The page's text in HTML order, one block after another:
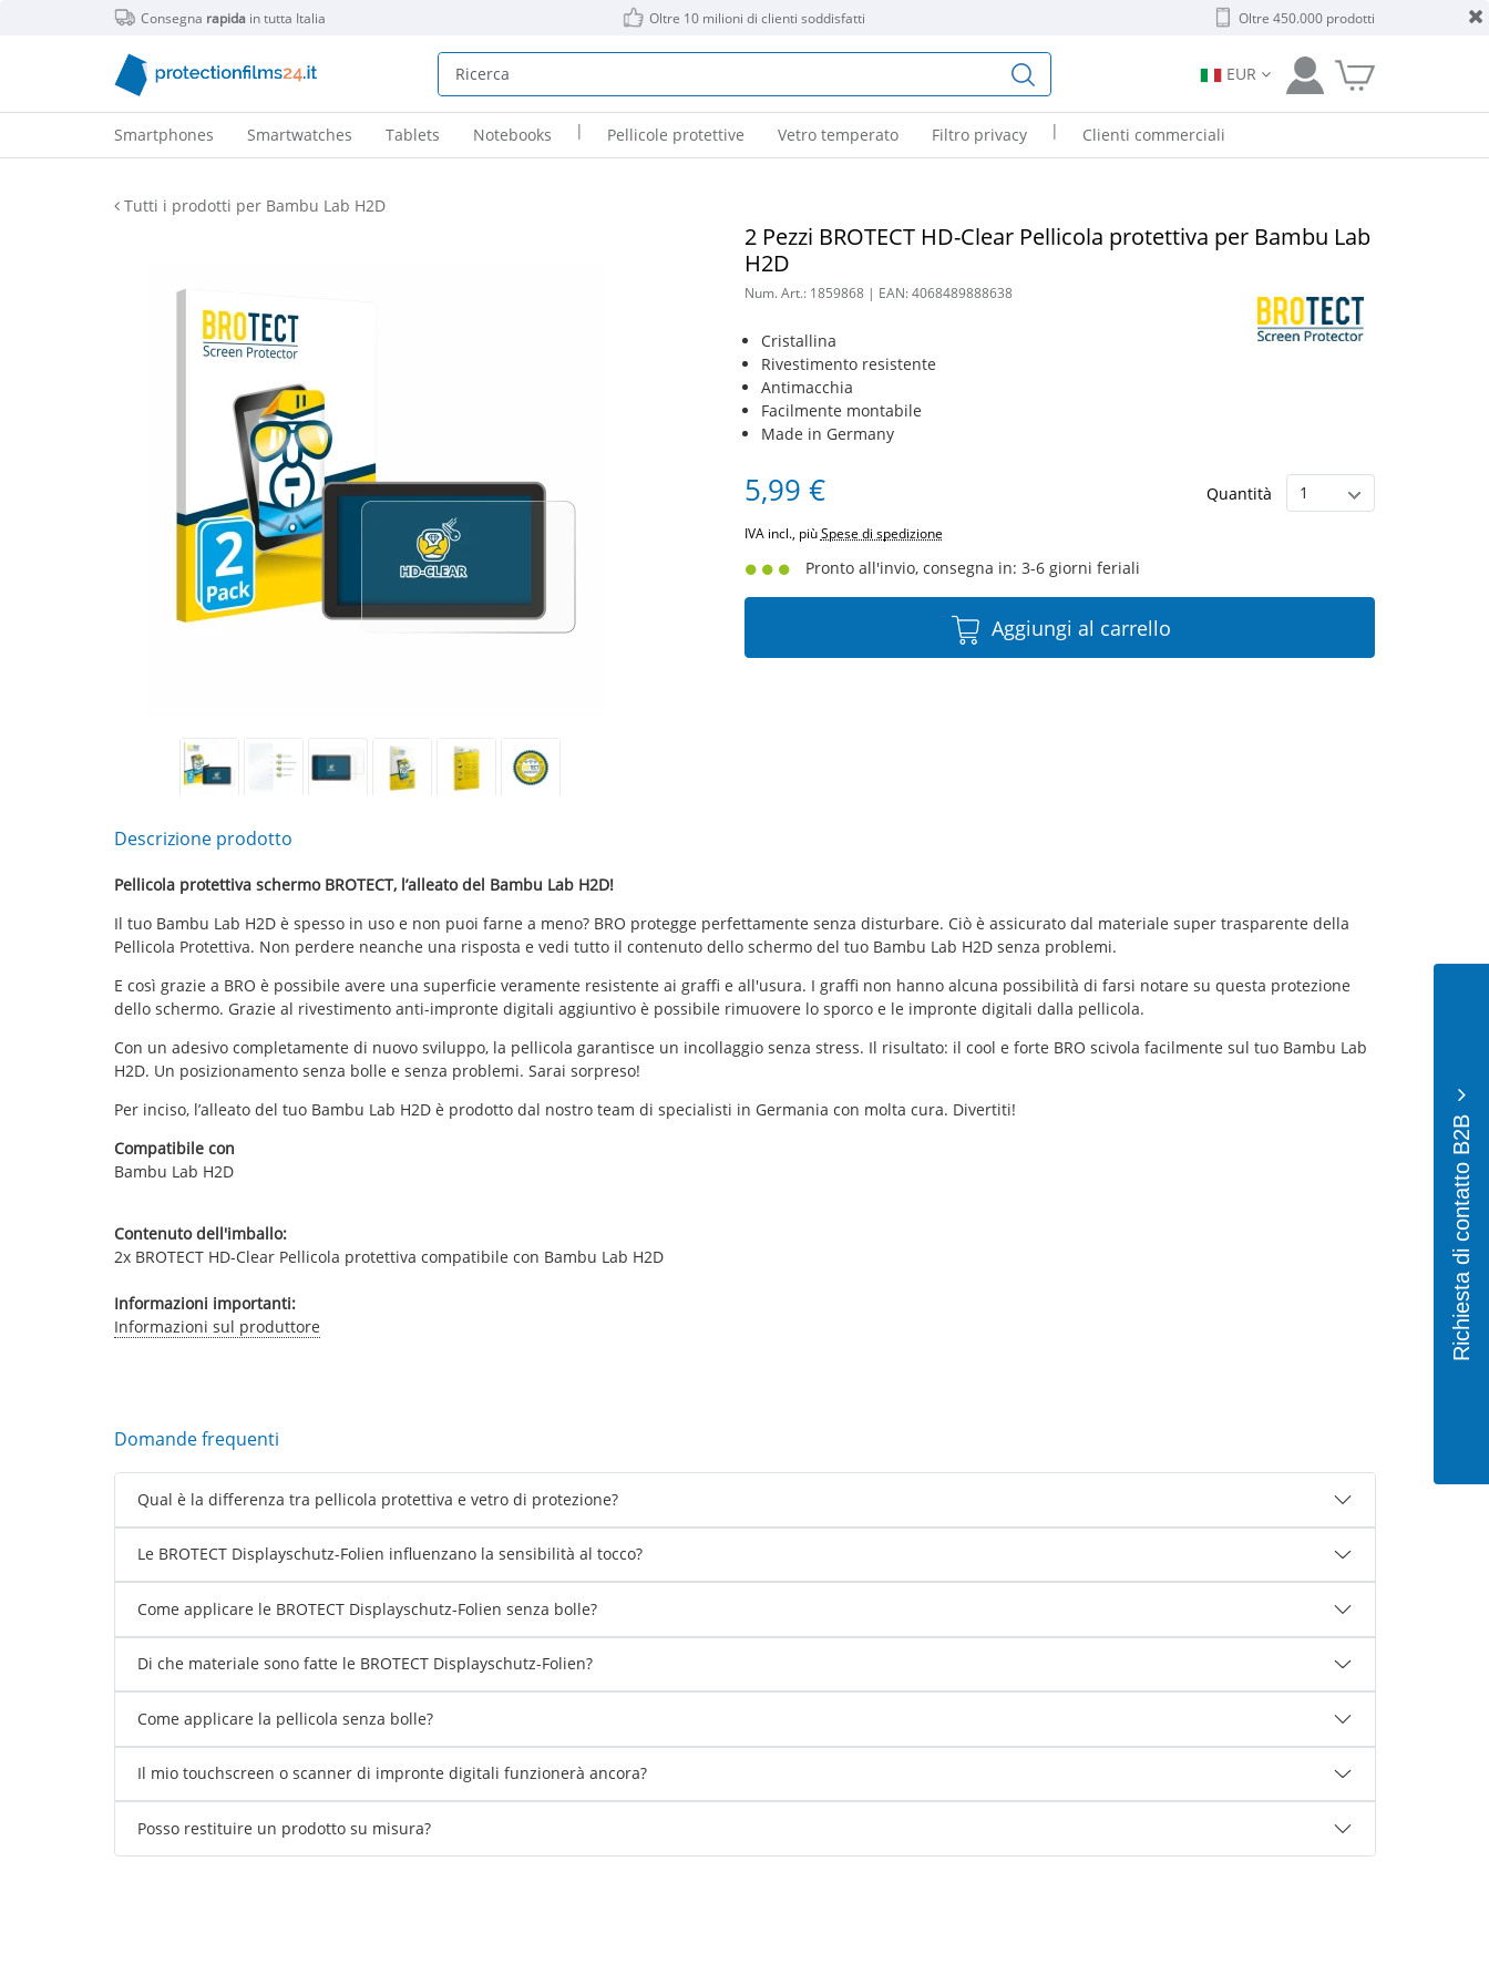
Consegna rapidain tutta Italia Oltre 10 milioni di clienti soddisfatti Oltre 450.000 prodotti
EUR
Smartphones Smartwatches Tablets Notebooks | Pellicole protettive Vetro temperato Filtro privacy | Clienti commerciali
Tutti i prodotti per Bambu Lab H2D
2 Pezzi BROTECT HD-Clear Pellicola protettiva per Bambu Lab
H2D
Num. Art.: 1859868| EAN:4068489888638
Cristallina
Rivestimento resistente
Antimacchia
Facilmente montabile
Made in Germany
5,99 € Quantità
IVA incl., piùSpese di spedizione
Pronto all'invio, consegna in: 3-6 giorni feriali
Aggiungi al carrello
Descrizione prodotto
Pellicola protettiva schermo BROTECT, l’alleato del Bambu Lab H2D!
Il tuo Bambu Lab H2D è spesso in uso e non puoi farne a meno? BRO protegge perfettamente senza disturbare. Ciò è assicurato dal materiale super trasparente della
Pellicola Protettiva. Non perdere neanche una risposta e vedi tutto il contenuto dello schermo del tuo Bambu Lab H2D senza problemi.
E così grazie a BRO è possibile avere una superficie veramente resistente ai graffi e all'usura. I graffi non hanno alcuna possibilità di farsi notare su questa protezione
dello schermo. Grazie al rivestimento anti-impronte digitali aggiuntivo è possibile rimuovere lo sporco e le impronte digitali dalla pellicola.
Con un adesivo completamente di nuovo sviluppo, la pellicola garantisce un incollaggio senza stress. Il risultato: il cool e forte BRO scivola facilmente sul tuo Bambu Lab
H2D. Un posizionamento senza bolle e senza problemi. Sarai sorpreso!
Per inciso, l’alleato del tuo Bambu Lab H2D è prodotto dal nostro team di specialisti in Germania con molta cura. Divertiti!
Compatibile con
Bambu Lab H2D
Contenuto dell'imballo:
2x BROTECT HD-Clear Pellicola protettiva compatibile con Bambu Lab H2D
Informazioni importanti:
Informazioni sul produttore
Domande frequenti
Qual è la differenza tra pellicola protettiva e vetro di protezione?
Le BROTECT Displayschutz-Folien influenzano la sensibilità al tocco?
Come applicare le BROTECT Displayschutz-Folien senza bolle?
Di che materiale sono fatte le BROTECT Displayschutz-Folien?
Come applicare la pellicola senza bolle?
Il mio touchscreen o scanner di impronte digitali funzionerà ancora?
Posso restituire un prodotto su misura?
Richiesta di contatto B2B